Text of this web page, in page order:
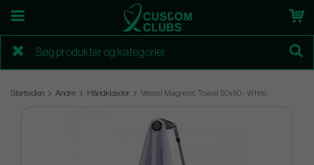
Startsiden Andre Håndklæder Vessel Magnetic Towel 50x50 - White